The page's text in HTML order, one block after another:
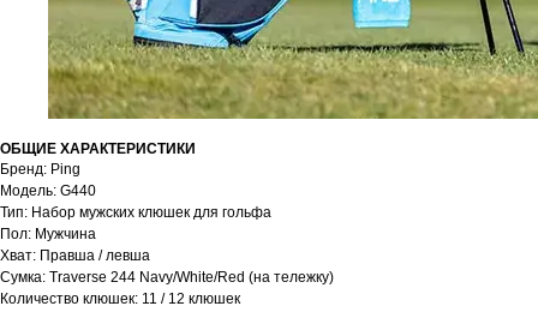
ОБЩИЕ ХАРАКТЕРИСТИКИ
Бренд: Ping
Модель: G440
Тип: Набор мужских клюшек для гольфа
Пол: Мужчина
Хват: Правша / левша
Сумка: Traverse 244 Navy/White/Red (на тележку)
Количество клюшек: 11 / 12 клюшек